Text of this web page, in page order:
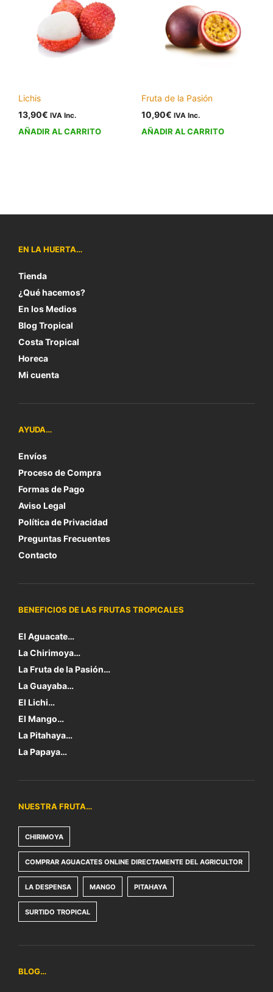
Lichis
13,90€ IVA Inc.
AÑADIR AL CARRITO
Fruta de la Pasión
10,90€ IVA Inc.
AÑADIR AL CARRITO
EN LA HUERTA…
Tienda
¿Qué hacemos?
En los Medios
Blog Tropical
Costa Tropical
Horeca
Mi cuenta
AYUDA…
Envíos
Proceso de Compra
Formas de Pago
Aviso Legal
Política de Privacidad
Preguntas Frecuentes
Contacto
BENEFICIOS DE LAS FRUTAS TROPICALES
El Aguacate…
La Chirimoya…
La Fruta de la Pasión…
La Guayaba…
El Lichi…
El Mango…
La Pitahaya…
La Papaya…
NUESTRA FRUTA…
CHIRIMOYA
COMPRAR AGUACATES ONLINE DIRECTAMENTE DEL AGRICULTOR
LA DESPENSA MANGO PITAHAYA
SURTIDO TROPICAL
BLOG…